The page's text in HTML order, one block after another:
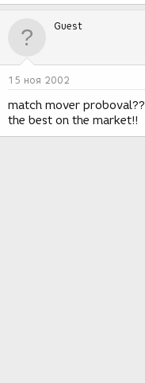
Guest
15 ноя 2002
match mover proboval??
the best on the market!!